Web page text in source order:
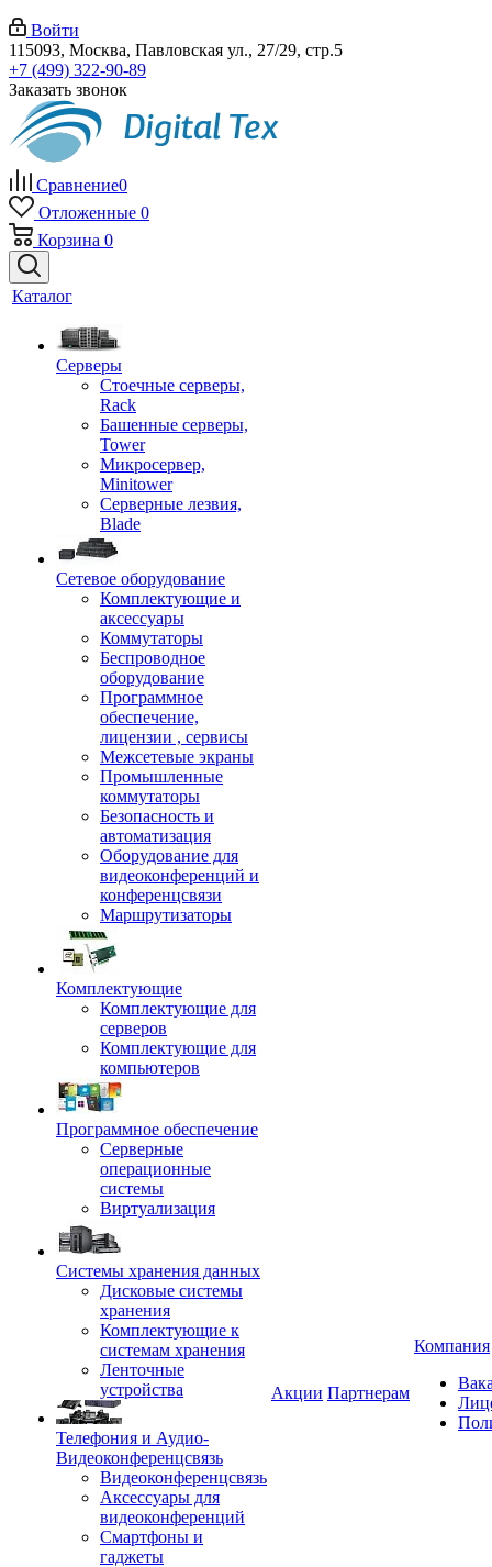
Войти
115093, Москва, Павловская ул., 27/29, стр.5
+7 (499) 322-90-89
Заказать звонок
Сравнение0
Отложенные 0
Корзина 0
Каталог
Серверы
Стоечные серверы,
Rack
Башенные серверы,
Tower
Микросервер,
Minitower
Серверные лезвия,
Blade
Сетевое оборудование
Комплектующие и
аксессуары
Коммутаторы
Беспроводное
оборудование
Программное
обеспечение,
лицензии , сервисы
Межсетевые экраны
Промышленные
коммутаторы
Безопасность и
автоматизация
Оборудование для
видеоконференций и
конференцсвязи
Маршрутизаторы
Комплектующие
Комплектующие для
серверов
Комплектующие для
компьютеров
Программное обеспечение
Серверные
операционные
системы
Виртуализация
Системы хранения данных
Дисковые системы
хранения
Комплектующие к
системам хранения
Ленточные
устройства
Телефония и Аудио-
Видеоконференцсвязь
Видеоконференцсвязь
Аксессуары для
видеоконференций
Смартфоны и
гаджеты
Акции Партнерам
Компания